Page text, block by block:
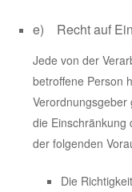
e) Recht auf
Jede von der
betroffene Person
Verordnungsgeber
die Einschränkung
der folgenden
Die